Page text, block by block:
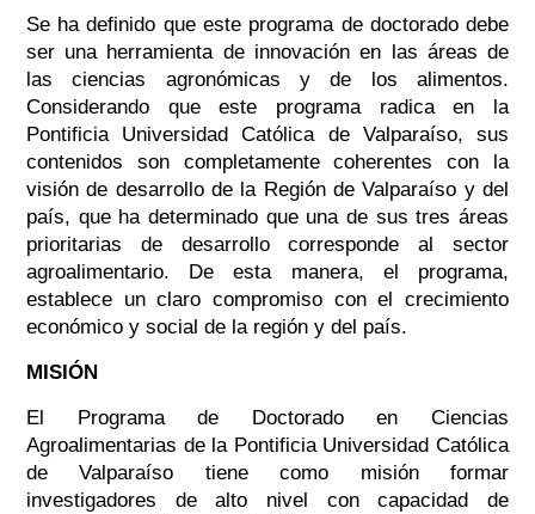
Se ha definido que este programa de doctorado debe
ser una herramienta de innovación en las áreas de
las ciencias agronómicas y de los alimentos.
Considerando que este programa radica en la
Pontificia Universidad Católica de Valparaíso, sus
contenidos son completamente coherentes con la
visión de desarrollo de la Región de Valparaíso y del
país, que ha determinado que una de sus tres áreas
prioritarias de desarrollo corresponde al sector
agroalimentario. De esta manera, el programa,
establece un claro compromiso con el crecimiento
económico y social de la región y del país.
MISIÓN
El Programa de Doctorado en Ciencias
Agroalimentarias de la Pontificia Universidad Católica
de Valparaíso tiene como misión formar
investigadores de alto nivel con capacidad de